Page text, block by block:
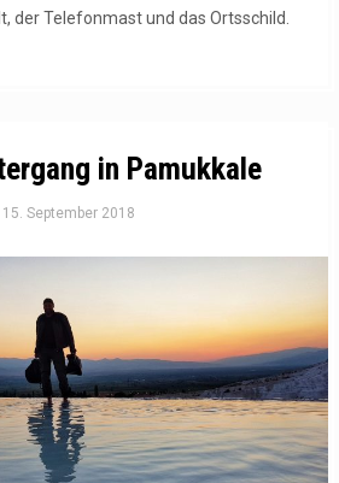
der Telefonmast und das Ortsschild.
in Pamukkale
15. September 2018